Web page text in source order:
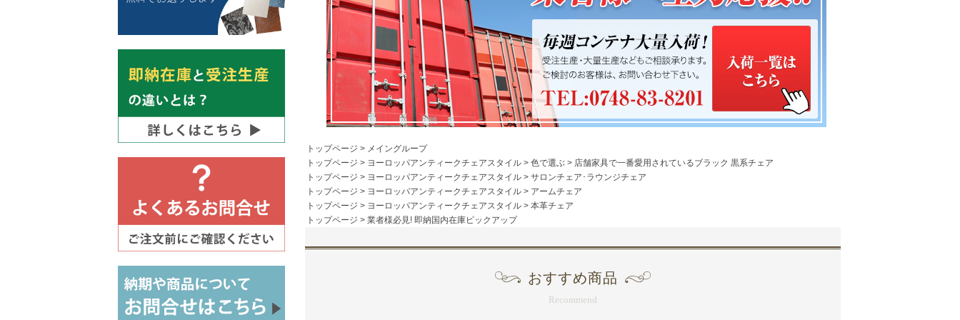
トップページ > メイングループ
トップページ > ヨーロッパアンティークチェアスタイル > 色で選ぶ > 店舗家具で一番愛用されているブラック 黒系チェア
トップページ > ヨーロッパアンティークチェアスタイル > サロンチェア･ラウンジチェア
トップページ > ヨーロッパアンティークチェアスタイル > アームチェア
トップページ > ヨーロッパアンティークチェアスタイル > 本革チェア
トップページ > 業者様必見! 即納国内在庫ピックアップ
おすすめ商品
Recommend